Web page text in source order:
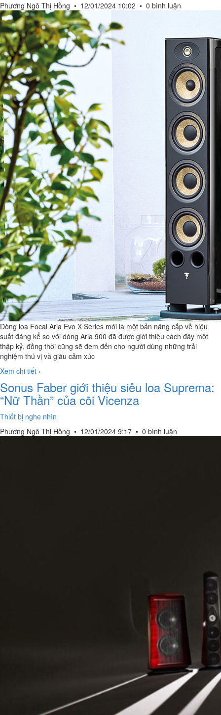
Phương Ngô Thị Hồng • 12/01/2024 10:02 • 0 bình luận
Dòng loa Focal Aria Evo X Series mới là một bản nâng cấp về hiệu
suất đáng kể so với dòng Aria 900 đã được giới thiệu cách đây một
thập kỷ, đồng thời cũng sẽ đem đến cho người dùng những trải
nghiệm thú vị và giàu cảm xúc
Xem chi tiết ›
Sonus Faber giới thiệu siêu loa Suprema:
“Nữ Thần” của cõi Vicenza
Thiết bị nghe nhìn
Phương Ngô Thị Hồng • 12/01/2024 9:17 • 0 bình luận